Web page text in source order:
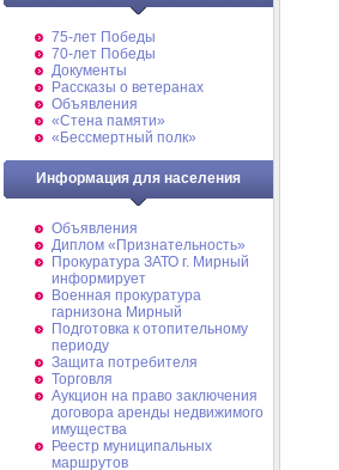
75-лет Победы
70-лет Победы
Документы
Рассказы о ветеранах
Объявления
«Стена памяти»
«Бессмертный полк»
Информация для населения
Объявления
Диплом «Признательность»
Прокуратура ЗАТО г. Мирный
информирует
Военная прокуратура
гарнизона Мирный
Подготовка к отопительному
периоду
Защита потребителя
Торговля
Аукцион на право заключения
договора аренды недвижимого
имущества
Реестр муниципальных
маршрутов